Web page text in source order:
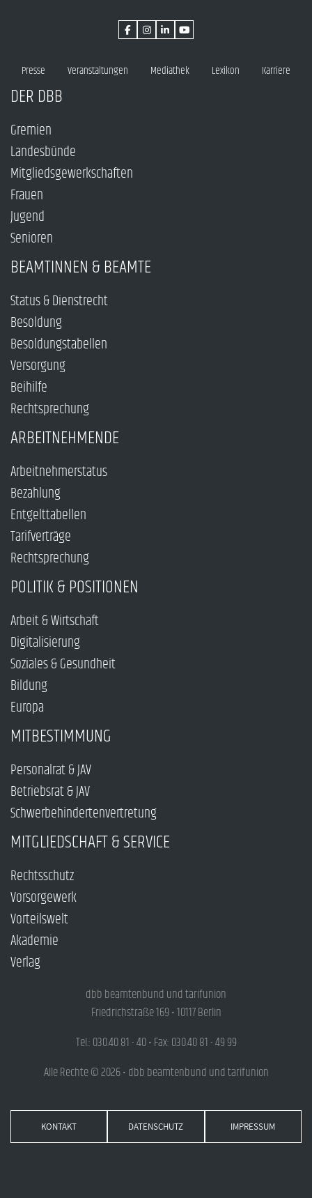
Presse Veranstaltungen Mediathek Lexikon Karriere
DER DBB
Gremien
Landesbünde
Mitgliedsgewerkschaften
Frauen
Jugend
Senioren
BEAMTINNEN & BEAMTE
Status & Dienstrecht
Besoldung
Besoldungstabellen
Versorgung
Beihilfe
Rechtsprechung
ARBEITNEHMENDE
Arbeitnehmerstatus
Bezahlung
Entgelttabellen
Tarifverträge
Rechtsprechung
POLITIK & POSITIONEN
Arbeit & Wirtschaft
Digitalisierung
Soziales & Gesundheit
Bildung
Europa
MITBESTIMMUNG
Personalrat & JAV
Betriebsrat & JAV
Schwerbehindertenvertretung
MITGLIEDSCHAFT & SERVICE
Rechtsschutz
Vorsorgewerk
Vorteilswelt
Akademie
Verlag
dbb beamtenbund und tarifunion
Friedrichstraße 169 • 10117 Berlin
Tel.: 030.40 81 - 40 • Fax: 030.40 81 - 49 99
Alle Rechte © 2026 • dbb beamtenbund und tarifunion
KONTAKT DATENSCHUTZ IMPRESSUM